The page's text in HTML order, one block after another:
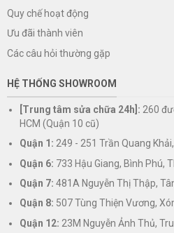
Quy chế hoạt động
Ưu đãi thành viên
Các câu hỏi thường gặp
HỆ THỐNG SHOWROOM
[Trung tâm sửa chữa 24h]: 260
HCM (Quận 10 cũ)
Quận 1: 249 - 251 Trần Quang
Quận 6: 733 Hậu Giang, Bình Phú,
Quận 7: 481A Nguyễn Thị Thập,
Quận 8: 507 Tùng Thiện Vương,
Quận 12: 23M Nguyễn Ảnh Thủ,